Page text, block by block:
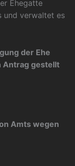
Ehegatte
und verwaltet es
der Ehe
Antrag gestellt
Amts wegen